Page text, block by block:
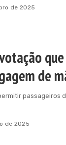
de 2025
de
passageiros
de 2025